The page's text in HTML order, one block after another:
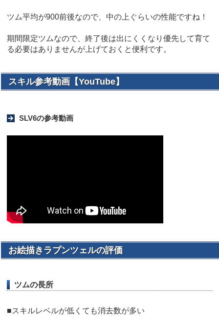
ツム平均が900前後なので、中の上ぐらいの性能ですね！
期間限定ツムなので、終了後は出にくくなり優先して育て
る必要はありませんが上げておくと便利です。
スキル参考動画【YouTube】
SLV6の参考動画
お絵描きラプンツェルの評価
ツムの長所
■スキルレベルが低くても消去数が多い